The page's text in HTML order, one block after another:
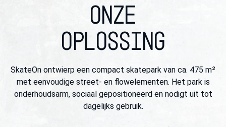
ONZE
OPLOSSING
SkateOn ontwierp een compact skatepark van ca. 475 m²
met eenvoudige street- en flowelementen. Het park is
onderhoudsarm, sociaal gepositioneerd en nodigt uit tot
dagelijks gebruik.